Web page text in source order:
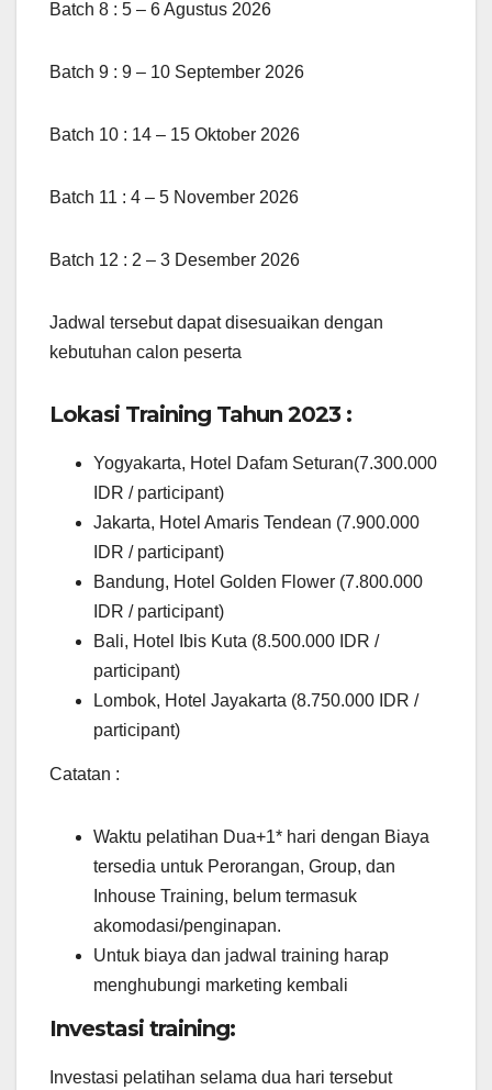
Batch 8 : 5 – 6 Agustus 2026
Batch 9 : 9 – 10 September 2026
Batch 10 : 14 – 15 Oktober 2026
Batch 11 : 4 – 5 November 2026
Batch 12 : 2 – 3 Desember 2026
Jadwal tersebut dapat disesuaikan dengan
kebutuhan calon peserta
Lokasi Training Tahun 2023 :
Yogyakarta, Hotel Dafam Seturan(7.300.000
IDR / participant)
Jakarta, Hotel Amaris Tendean (7.900.000
IDR / participant)
Bandung, Hotel Golden Flower (7.800.000
IDR / participant)
Bali, Hotel Ibis Kuta (8.500.000 IDR /
participant)
Lombok, Hotel Jayakarta (8.750.000 IDR /
participant)
Catatan :
Waktu pelatihan Dua+1* hari dengan Biaya
tersedia untuk Perorangan, Group, dan
Inhouse Training, belum termasuk
akomodasi/penginapan.
Untuk biaya dan jadwal training harap
menghubungi marketing kembali
Investasi training:
Investasi pelatihan selama dua hari tersebut